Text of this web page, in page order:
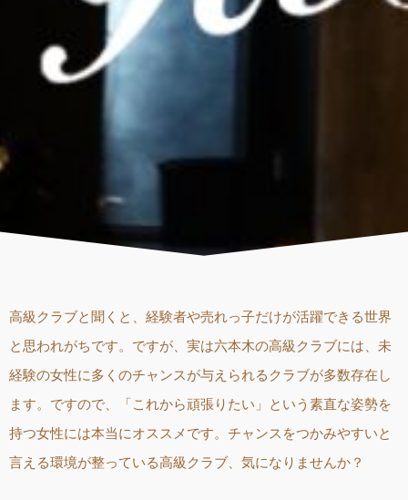
高級クラブと聞くと、経験者や売れっ子だけが活躍できる世界
と思われがちです。ですが、実は六本木の高級クラブには、未
経験の女性に多くのチャンスが与えられるクラブが多数存在し
ます。ですので、「これから頑張りたい」という素直な姿勢を
持つ女性には本当にオススメです。チャンスをつかみやすいと
言える環境が整っている高級クラブ、気になりませんか？